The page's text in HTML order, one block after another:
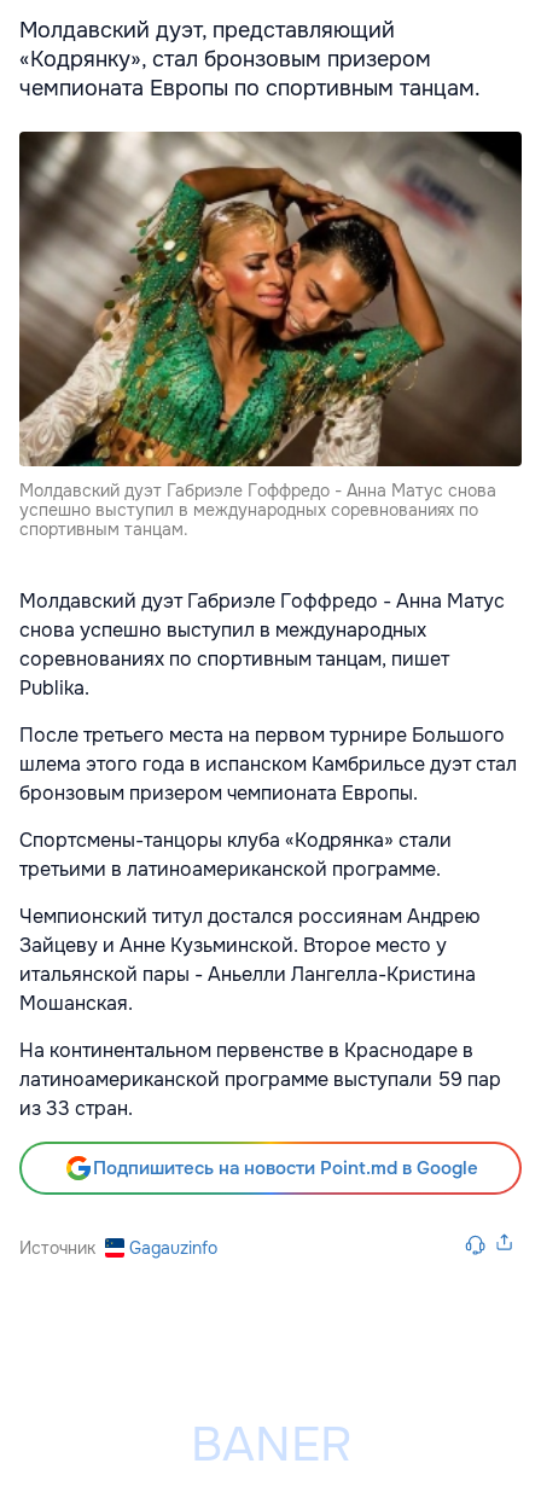
Молдавский дуэт, представляющий
«Кодрянку», стал бронзовым призером
чемпионата Европы по спортивным танцам.
Молдавский дуэт Габриэле Гоффредо - Анна Матус снова
успешно выступил в международных соревнованиях по
спортивным танцам.
Молдавский дуэт Габриэле Гоффредо - Анна Матус
снова успешно выступил в международных
соревнованиях по спортивным танцам, пишет
Publika.
После третьего места на первом турнире Большого
шлема этого года в испанском Камбрильсе дуэт стал
бронзовым призером чемпионата Европы.
Спортсмены-танцоры клуба «Кодрянка» стали
третьими в латиноамериканской программе.
Чемпионский титул достался россиянам Андрею
Зайцеву и Анне Кузьминской. Второе место у
итальянской пары - Аньелли Лангелла-Кристина
Мошанская.
На континентальном первенстве в Краснодаре в
латиноамериканской программе выступали 59 пар
из 33 стран.
Подпишитесь на новости Point.md в Google
Источник Gagauzinfo